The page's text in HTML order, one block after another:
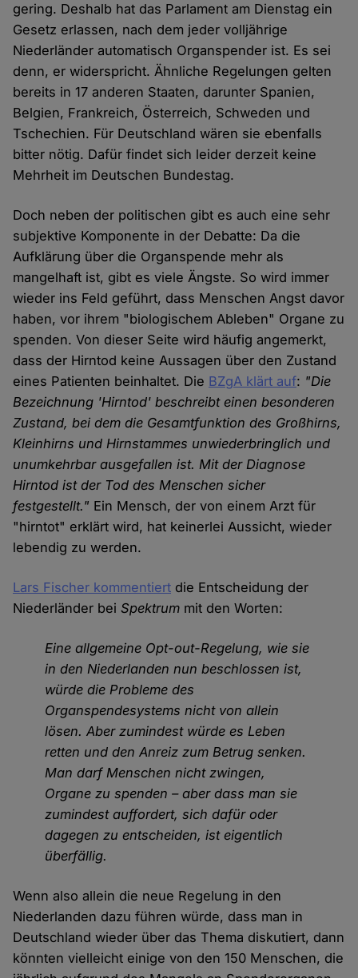
gering. Deshalb hat das Parlament am Dienstag ein
Gesetz erlassen, nach dem jeder volljährige
Niederländer automatisch Organspender ist. Es sei
denn, er widerspricht. Ähnliche Regelungen gelten
bereits in 17 anderen Staaten, darunter Spanien,
Belgien, Frankreich, Österreich, Schweden und
Tschechien. Für Deutschland wären sie ebenfalls
bitter nötig. Dafür findet sich leider derzeit keine
Mehrheit im Deutschen Bundestag.
Doch neben der politischen gibt es auch eine sehr
subjektive Komponente in der Debatte: Da die
Aufklärung über die Organspende mehr als
mangelhaft ist, gibt es viele Ängste. So wird immer
wieder ins Feld geführt, dass Menschen Angst davor
haben, vor ihrem "biologischem Ableben" Organe zu
spenden. Von dieser Seite wird häufig angemerkt,
dass der Hirntod keine Aussagen über den Zustand
eines Patienten beinhaltet. Die BZgA klärt auf: "Die
Bezeichnung 'Hirntod' beschreibt einen besonderen
Zustand, bei dem die Gesamtfunktion des Großhirns,
Kleinhirns und Hirnstammes unwiederbringlich und
unumkehrbar ausgefallen ist. Mit der Diagnose
Hirntod ist der Tod des Menschen sicher
festgestellt." Ein Mensch, der von einem Arzt für
"hirntot" erklärt wird, hat keinerlei Aussicht, wieder
lebendig zu werden.
Lars Fischer kommentiert die Entscheidung der
Niederländer beiSpektrum mit den Worten:
Eine allgemeine Opt-out-Regelung, wie sie
in den Niederlanden nun beschlossen ist,
würde die Probleme des
Organspendesystems nicht von allein
lösen. Aber zumindest würde es Leben
retten und den Anreiz zum Betrug senken.
Man darf Menschen nicht zwingen,
Organe zu spenden – aber dass man sie
zumindest auffordert, sich dafür oder
dagegen zu entscheiden, ist eigentlich
überfällig.
Wenn also allein die neue Regelung in den
Niederlanden dazu führen würde, dass man in
Deutschland wieder über das Thema diskutiert, dann
könnten vielleicht einige von den 150 Menschen, die